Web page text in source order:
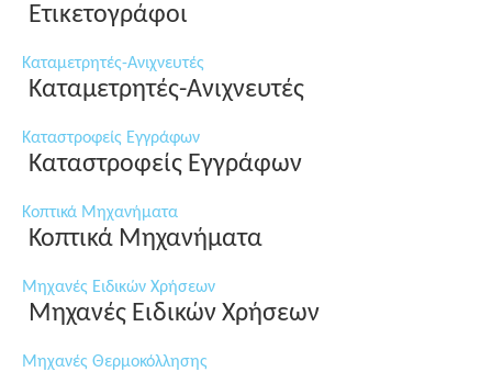
Ετικετογράφοι
Καταμετρητές-Ανιχνευτές
Καταμετρητές-Ανιχνευτές
Καταστροφείς Εγγράφων
Καταστροφείς Εγγράφων
Κοπτικά Μηχανήματα
Κοπτικά Μηχανήματα
Μηχανές Ειδικών Χρήσεων
Μηχανές Ειδικών Χρήσεων
Μηχανές Θερμοκόλλησης